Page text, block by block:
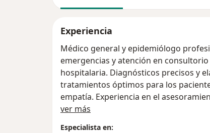
Experiencia
Médico general y epidemiólogo
emergencias y atención en consultorio externo
hospitalaria. Diagnósticos precisos y
tratamientos óptimos para los
empatía. Experiencia en el
preventivos y cambios positivos en el
ver más
Especialista en: